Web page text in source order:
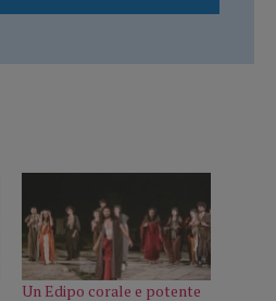
Un Edipo corale e potente